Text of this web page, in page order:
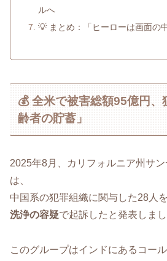
ルへ
💡 まとめ：「ヒーローは画面の
💰 全米で被害総額95億円、
齢者の貯蓄」
2025年8月、カリフォルニア州サ
は、
中国系の犯罪組織に関与した28人を
洗浄の容疑で起訴したと発表しまし
このグループはインドにあるコー